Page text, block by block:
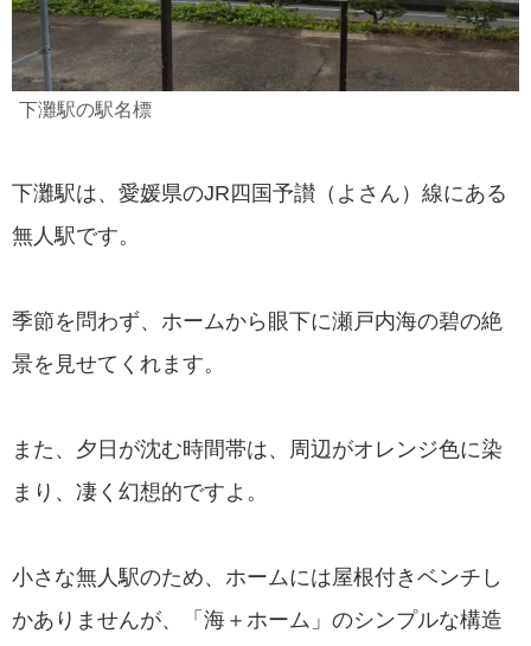
下灘駅の駅名標
下灘駅は、愛媛県のJR四国予讃（よさん）線にある
無人駅です。
季節を問わず、ホームから眼下に瀬戸内海の碧の絶
景を見せてくれます。
また、夕日が沈む時間帯は、周辺がオレンジ色に染
まり、凄く幻想的ですよ。
小さな無人駅のため、ホームには屋根付きベンチし
かありませんが、「海＋ホーム」のシンプルな構造